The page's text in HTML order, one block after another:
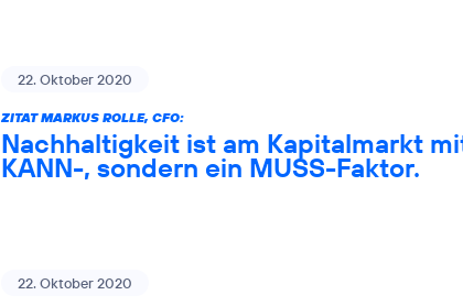
22. Oktober 2020
ZITAT MARKUS ROLLE, CFO:
Nachhaltigkeit ist am Kapitalmarkt
KANN-, sondern ein MUSS-Faktor.
22. Oktober 2020